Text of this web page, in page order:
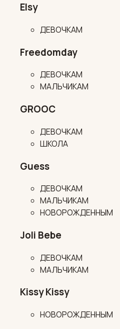
Elsy
ДЕВОЧКАМ
Freedomday
ДЕВОЧКАМ
МАЛЬЧИКАМ
GROOC
ДЕВОЧКАМ
ШКОЛА
Guess
ДЕВОЧКАМ
МАЛЬЧИКАМ
НОВОРОЖДЕННЫМ
Joli Bebe
ДЕВОЧКАМ
МАЛЬЧИКАМ
Kissy Kissy
НОВОРОЖДЕННЫМ